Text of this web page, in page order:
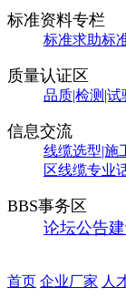
标准资料专栏
标准求助标
质量认证区
品质|检测|试
信息交流
线缆选型|施
区线缆专业
BBS事务区
论坛公告
首页 企业厂家 人